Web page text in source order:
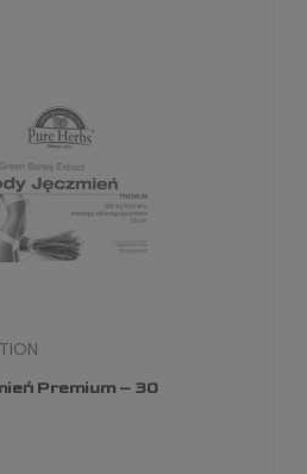
Premium – 30